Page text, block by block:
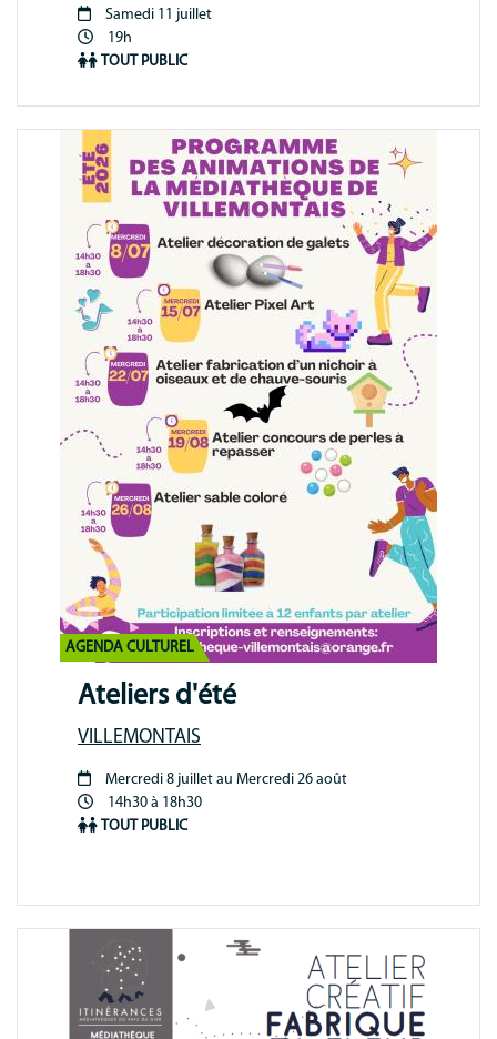
Période
animation
Samedi 11 juillet
19h
TOUT PUBLIC
AGENDA CULTUREL
Ateliers d'été
VILLEMONTAIS
Période
animation
Mercredi 8 juillet au Mercredi 26 août
14h30 à 18h30
TOUT PUBLIC